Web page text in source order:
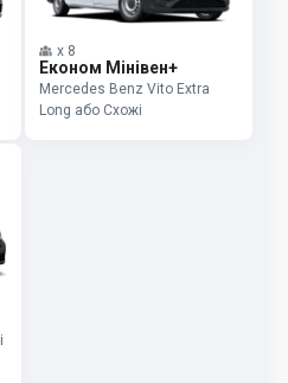
x 8
Економ Мінівен+
Mercedes Benz Vito Extra
Long або Схожі